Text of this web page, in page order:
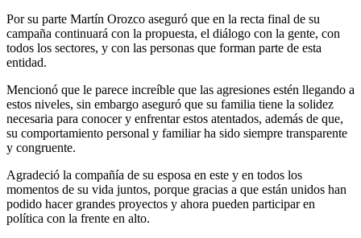
Por su parte Martín Orozco aseguró que en la recta final de su
campaña continuará con la propuesta, el diálogo con la gente, con
todos los sectores, y con las personas que forman parte de esta
entidad.
Mencionó que le parece increíble que las agresiones estén llegando a
estos niveles, sin embargo aseguró que su familia tiene la solidez
necesaria para conocer y enfrentar estos atentados, además de que,
su comportamiento personal y familiar ha sido siempre transparente
y congruente.
Agradeció la compañía de su esposa en este y en todos los
momentos de su vida juntos, porque gracias a que están unidos han
podido hacer grandes proyectos y ahora pueden participar en
política con la frente en alto.